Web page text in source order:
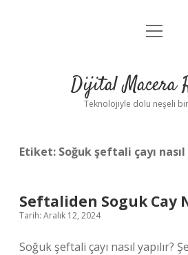
Anasayfa
Yasal Uyarı
menüyü
Dijital Macera
Teknolojiyle dolu neşeli
Etiket: Soğuk şeftali çayı nasıl
Seftaliden Soguk Cay
Tarih: Aralık 12, 2024
Soğuk şeftali çayı nasıl yapılır?